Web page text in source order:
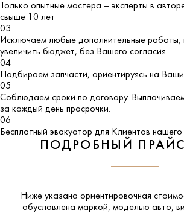
Только опытные мастера – эксперты в
свыше 10 лет
03
Исключаем любые дополнительные работы,
увеличить бюджет, без Вашего согласия
04
Подбираем запчасти, ориентируясь на
05
Соблюдаем сроки по договору.
за каждый день просрочки.
06
Бесплатный эвакуатор для Клиентов нашего
ПОДРОБНЫЙ
Ниже указана ориентировочная
обусловлена маркой, моделью авто,